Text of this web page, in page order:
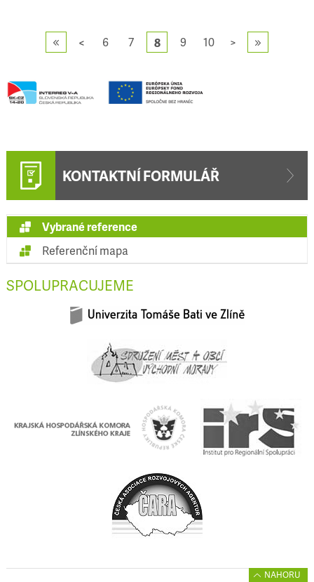
< 6 7 8 9 10 >
KONTAKTNÍ FORMULÁŘ
Vybrané reference
Referenční mapa
SPOLUPRACUJEME
NAHORU